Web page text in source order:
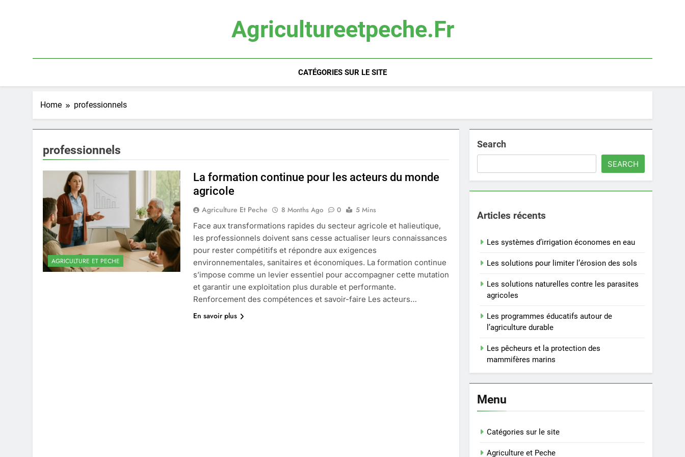
Agricultureetpeche.fr
CATÉGORIES SUR LE SITE
Home professionnels
professionnels
AGRICULTURE ET PECHE
La formation continue pour les acteurs du monde
agricole
Agriculture Et Peche 8 Months Ago 0
5 Mins
Face aux transformations rapides du secteur agricole et halieutique,
les professionnels doivent sans cesse actualiser leurs connaissances
pour rester compétitifs et répondre aux exigences
environnementales, sanitaires et économiques. La formation continue
s’impose comme un levier essentiel pour accompagner cette mutation
et garantir une exploitation plus durable et performante.
Renforcement des compétences et savoir-faire Les acteurs…
En savoir plus
Search
SEARCH
Articles récents
Les systèmes d’irrigation économes en eau
Les solutions pour limiter l’érosion des sols
Les solutions naturelles contre les parasites
agricoles
Les programmes éducatifs autour de
l’agriculture durable
Les pêcheurs et la protection des
mammifères marins
Menu
Catégories sur le site
Agriculture et Peche